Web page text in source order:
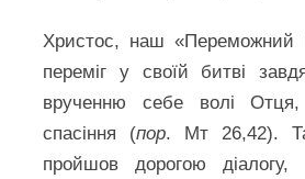
Христос, наш «Переможний
переміг у своїй битві
врученню себе волі Отця,
спасіння (пор. Мт 26,42).
пройшов дорогою